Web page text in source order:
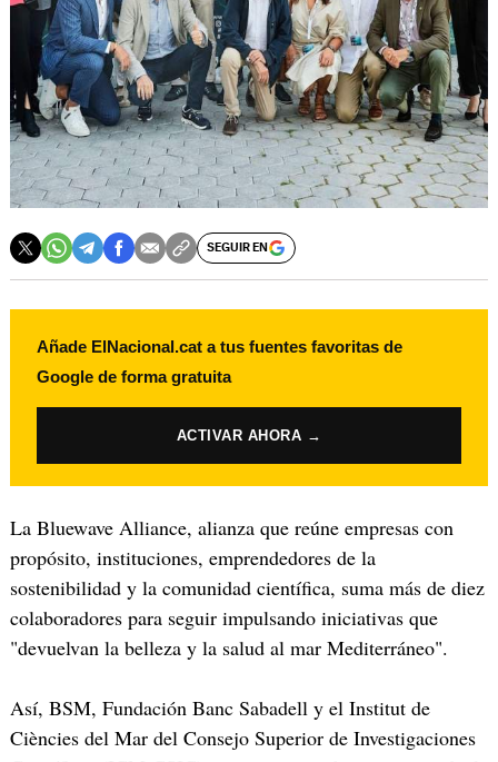
SEGUIR EN
Añade ElNacional.cat a tus fuentes favoritas de
Google de forma gratuita
ACTIVAR AHORA →
La Bluewave Alliance, alianza que reúne empresas con
propósito, instituciones, emprendedores de la
sostenibilidad y la comunidad científica, suma más de diez
colaboradores para seguir impulsando iniciativas que
"devuelvan la belleza y la salud al mar Mediterráneo".
Así, BSM, Fundación Banc Sabadell y el Institut de
Ciències del Mar del Consejo Superior de Investigaciones